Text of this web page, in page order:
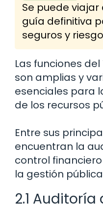
Se puede
guía definitiva
seguros y
Las funciones
son amplias y
esenciales para
de los recursos
Entre sus
encuentran la
control
la gestión
2.1